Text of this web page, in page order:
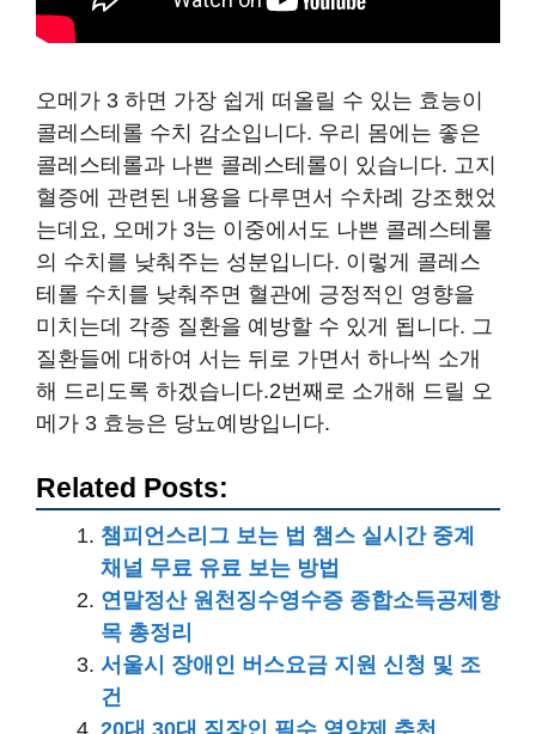
오메가 3 하면 가장 쉽게 떠올릴 수 있는 효능이
콜레스테롤 수치 감소입니다. 우리 몸에는 좋은
콜레스테롤과 나쁜 콜레스테롤이 있습니다. 고지
혈증에 관련된 내용을 다루면서 수차례 강조했었
는데요, 오메가 3는 이중에서도 나쁜 콜레스테롤
의 수치를 낮춰주는 성분입니다. 이렇게 콜레스
테롤 수치를 낮춰주면 혈관에 긍정적인 영향을
미치는데 각종 질환을 예방할 수 있게 됩니다. 그
질환들에 대하여 서는 뒤로 가면서 하나씩 소개
해 드리도록 하겠습니다.2번째로 소개해 드릴 오
메가 3 효능은 당뇨예방입니다.
Related Posts:
챔피언스리그 보는 법 챔스 실시간 중계
채널 무료 유료 보는 방법
연말정산 원천징수영수증 종합소득공제항
목 총정리
서울시 장애인 버스요금 지원 신청 및 조
건
20대 30대 직장인 필수 영양제 추천